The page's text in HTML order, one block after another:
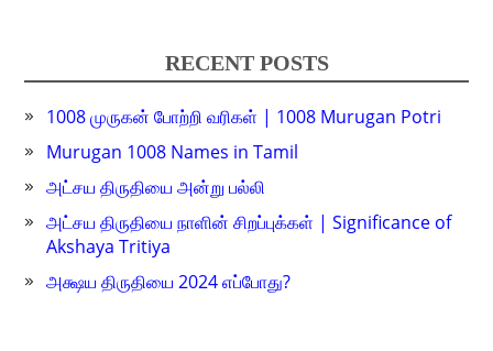
RECENT POSTS
1008 முருகன் போற்றி வரிகள் | 1008 Murugan Potri
Murugan 1008 Names in Tamil
அட்சய திருதியை அன்று பல்லி
அட்சய திருதியை நாளின் சிறப்புக்கள் | Significance of
Akshaya Tritiya
அக்ஷய திருதியை 2024 எப்போது?